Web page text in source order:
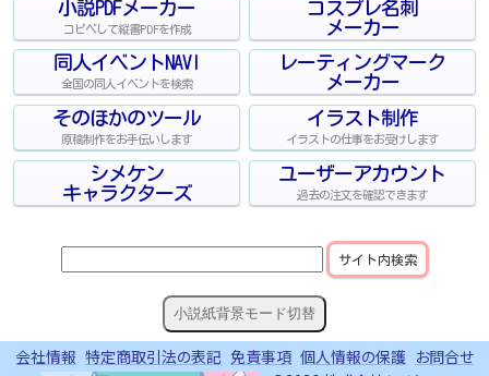
小説PDFメーカー
コピペして縦書PDFを作成
コスプレ名刺
メーカー
同人イベントNAVI
全国の同人イベントを検索
レーティングマーク
メーカー
そのほかのツール
原稿制作をお手伝いします
イラスト制作
イラストの仕事をお受けします
シメケン
キャラクターズ
ユーザーアカウント
過去の注文を確認できます
小説紙背景モード切替
会社情報 特定商取引法の表記 免責事項 個人情報の保護 お問合せ